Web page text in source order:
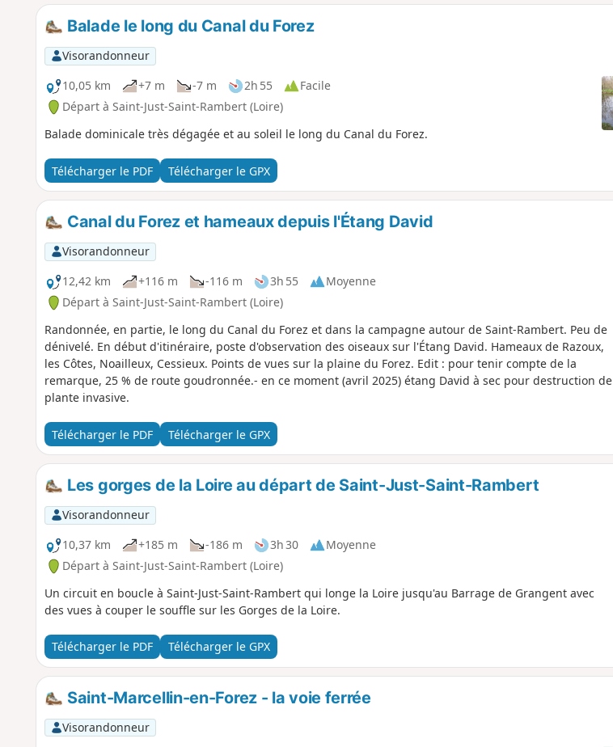
Balade le long du Canal du Forez
Visorandonneur
10,05 km
+7 m -7 m 2h 55
Facile
Départ à Saint-Just-Saint-Rambert (Loire)
Balade dominicale très dégagée et au soleil le long du Canal du Forez.
Télécharger le PDF Télécharger le GPX
Canal du Forez et hameaux depuis l'Étang David
Visorandonneur
12,42 km
+116 m -116 m 3h 55
Moyenne
Départ à Saint-Just-Saint-Rambert (Loire)
Randonnée, en partie, le long du Canal du Forez et dans la campagne autour de Saint-Rambert. Peu de
dénivelé. En début d'itinéraire, poste d'observation des oiseaux sur l'Étang David. Hameaux de Razoux,
les Côtes, Noailleux, Cessieux. Points de vues sur la plaine du Forez. Edit : pour tenir compte de la
remarque, 25 % de route goudronnée.- en ce moment (avril 2025) étang David à sec pour destruction de
plante invasive.
Télécharger le PDF Télécharger le GPX
Les gorges de la Loire au départ de Saint-Just-Saint-Rambert
Visorandonneur
10,37 km
+185 m -186 m 3h 30
Moyenne
Départ à Saint-Just-Saint-Rambert (Loire)
Un circuit en boucle à Saint-Just-Saint-Rambert qui longe la Loire jusqu'au Barrage de Grangent avec
des vues à couper le souffle sur les Gorges de la Loire.
Télécharger le PDF Télécharger le GPX
Saint-Marcellin-en-Forez - la voie ferrée
Visorandonneur